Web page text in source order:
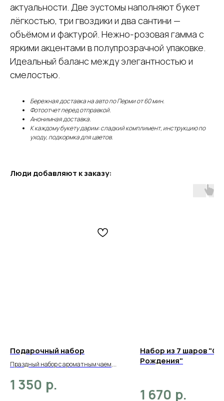
актуальности. Две эустомы наполняют букет
лёгкостью, три гвоздики и два сантини —
объёмом и фактурой. Нежно-розовая гамма с
яркими акцентами в полупрозрачной упаковке.
Идеальный баланс между элегантностью и
смелостью.
Бережная доставка на авто по Перми от 60 мин.
Фотоотчет перед отправкой.
Анонимная доставка.
К каждому букету дарим: сладкий комплимент, инструкцию по
уходу, подкормка для цветов.
Люди добавляют к заказу:
Подарочный набор
Праздный набор с ароматным чаем,
1 350 р.
Набор из 7 шаров "С
Рождения"
1 670 р.